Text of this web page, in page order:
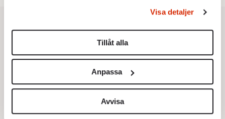
Du kan ändra eller dra tillbaka ditt samtycke när som
helst från cookie-förklaringen.
Vi använder enhetsidentifierare för att anpassa innehållet
för sociala medier och analysera vår trafik. Vi
vidarebefordrar även sådana identifierare och annan
information från din enhet till de sociala medier och
annons- och analysföretag som vi samarbetar med.
Visa detaljer
Tillåt alla
Anpassa
Avvisa